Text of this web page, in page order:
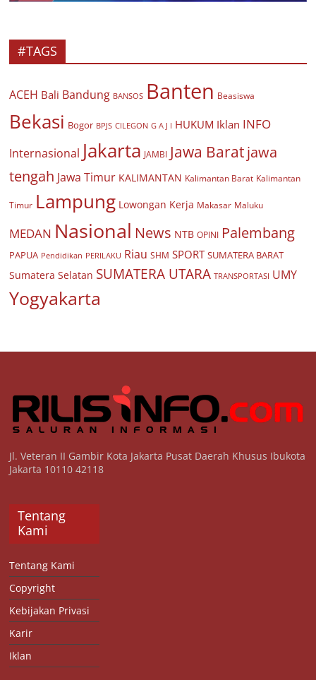
#TAGS
ACEH Bali Bandung BANSOS Banten Beasiswa
Bekasi Bogor BPJS CILEGON G A J I HUKUM Iklan INFO
Internasional Jakarta JAMBI Jawa Baratjawa
tengah Jawa Timur KALIMANTAN Kalimantan Barat Kalimantan
Timur Lampung Lowongan Kerja Makasar Maluku
MEDAN Nasional News NTB OPINI Palembang
PAPUA Pendidikan PERILAKU Riau SHM SPORT SUMATERA BARAT
Sumatera Selatan SUMATERA UTARA TRANSPORTASI UMY
Yogyakarta
Jl. Veteran II Gambir Kota Jakarta Pusat Daerah Khusus Ibukota
Jakarta 10110 42118
Tentang
Kami
Tentang Kami
Copyright
Kebijakan Privasi
Karir
Iklan